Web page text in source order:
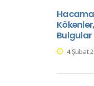
Bulgular
4 Şubat